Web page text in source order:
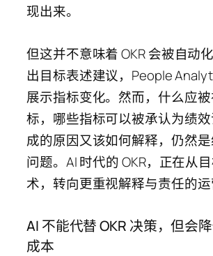
现出来。
但这并不意味着 OKR 会被自动
出目标表述建议，People
展示指标变化。然而，什么应
标，哪些指标可以被承认为绩
成的原因又该如何解释，仍然
问题。AI 时代的 OKR，正在从
术，转向更重视解释与责任的运
AI 不能代替 OKR 决策，但会
成本